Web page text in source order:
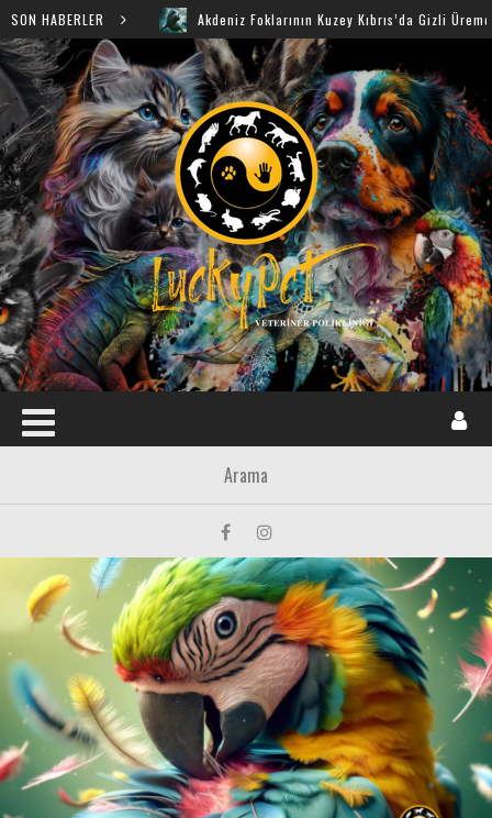
SON HABERLER Akdeniz Foklarının Kuzey Kıbrıs’da Gizli Üreme